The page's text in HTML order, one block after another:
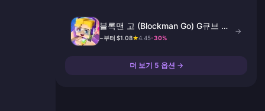
블록맨 고 (Blockman Go) G큐브 충
전
~부터 $1.08★4.45-30%
→
더 보기 5 옵션 →